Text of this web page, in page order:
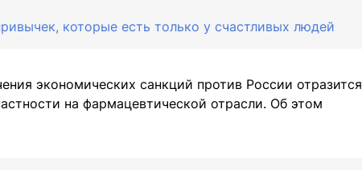
которые есть только у счастливых людей
экономических санкций против России отразится
на фармацевтической отрасли. Об этом